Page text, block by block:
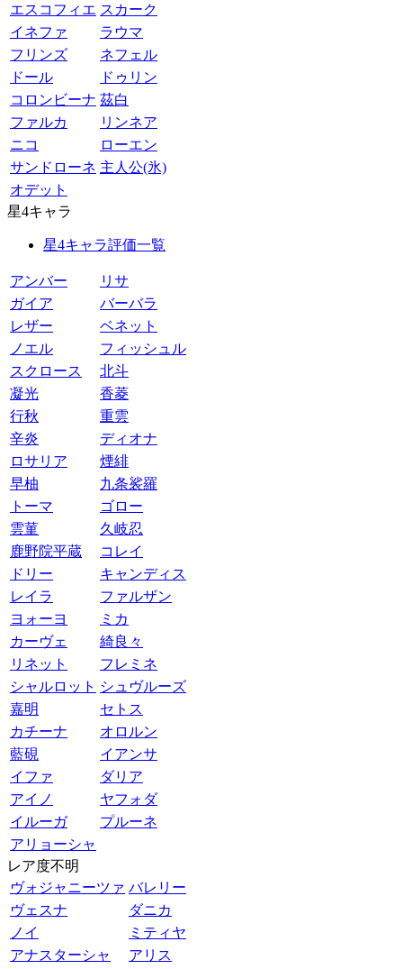
エスコフィエ スカーク
イネファ
ラウマ
フリンズ
ネフェル
ドール
ドゥリン
コロンビーナ 茲白
ファルカ
リンネア
ニコ
ローエン
サンドローネ 主人公(氷)
オデット
星4キャラ
星4キャラ評価一覧
アンバー
リサ
ガイア
バーバラ
レザー
ベネット
ノエル
フィッシュル
スクロース
北斗
凝光
香菱
行秋
重雲
辛炎
ディオナ
ロサリア
煙緋
早柚
九条裟羅
トーマ
ゴロー
雲菫
久岐忍
鹿野院平蔵
コレイ
ドリー
キャンディス
レイラ
ファルザン
ヨォーヨ
ミカ
カーヴェ
綺良々
リネット
フレミネ
シャルロット シュヴルーズ
嘉明
セトス
カチーナ
オロルン
藍硯
イアンサ
イファ
ダリア
アイノ
ヤフォダ
イルーガ
プルーネ
アリョーシャ
レア度不明
ヴォジャニーツァ バレリー
ヴェスナ
ダニカ
ノイ
ミティヤ
アナスターシャ
アリス